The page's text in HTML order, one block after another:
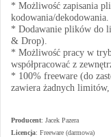
* Możliwość zapisania
kodowania/dekodowania.
* Dodawanie plików do
& Drop).
* Możliwość pracy w
współpracować z
* 100% freeware (do
zawiera żadnych
Producent: Jacek Pazera
Licencja: Freeware (darmowa)